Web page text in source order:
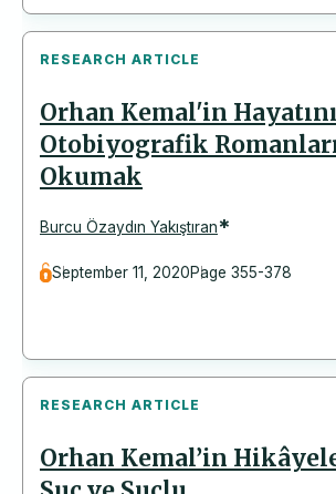
RESEARCH ARTICLE
Orhan Kemal'in Hayatını
Otobiyografik
Okumak
Burcu Özaydın Yakıştıran*
September 11, 2020Page 355-378
RESEARCH ARTICLE
Orhan Kemal’in